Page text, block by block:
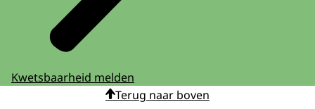
Kwetsbaarheid melden
Terug naar boven